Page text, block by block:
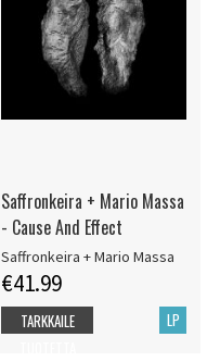
Saffronkeira + Mario Massa
- Cause And Effect
Saffronkeira + Mario Massa
€41.99
LP
TARKKAILE